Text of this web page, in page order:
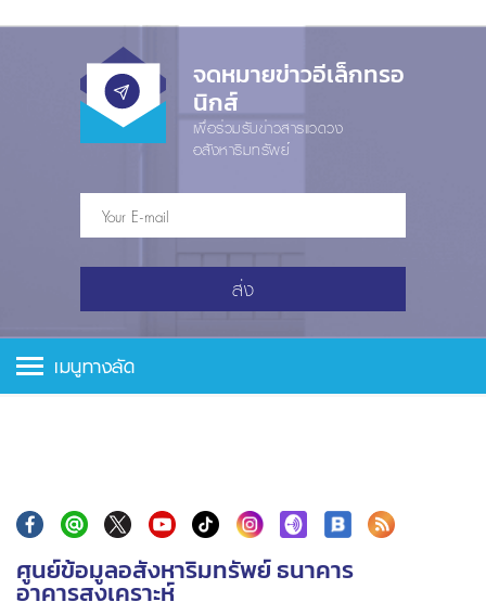
จดหมายข่าวอีเล็กทรอ
นิกส์
เพื่อร่วมรับข่าวสารแวดวง
อสังหาริมทรัพย์
ส่ง
เมนูทางลัด
ศูนย์ข้อมูลอสังหาริมทรัพย์ ธนาคาร
อาคารสงเคราะห์